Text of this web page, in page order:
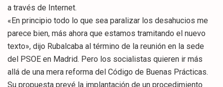
a través de Internet.
«En principio todo lo que sea paralizar los desahucios me
parece bien, más ahora que estamos tramitando el nuevo
texto», dijo Rubalcaba al término de la reunión en la sede
del PSOE en Madrid. Pero los socialistas quieren ir más
allá de una mera reforma del Código de Buenas Prácticas.
Su propuesta prevé la implantación de un procedimiento